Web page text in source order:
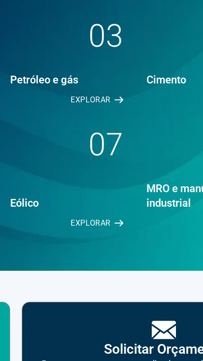
03
Petróleo e gás
EXPLORAR
Cimento
07
Eólico
EXPLORAR
MRO e
industrial
Solicitar